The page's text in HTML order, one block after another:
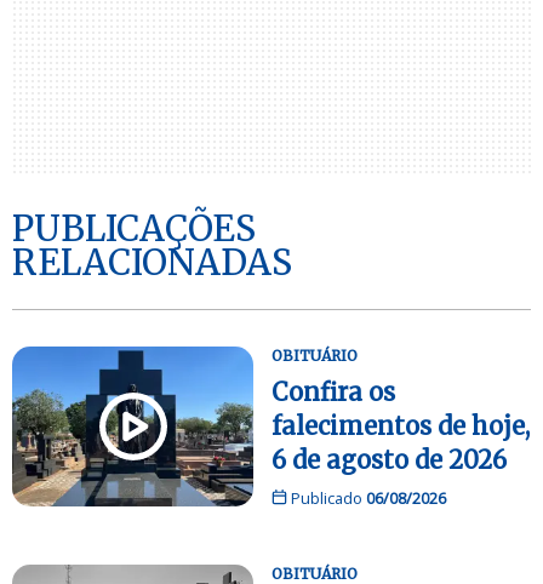
PUBLICAÇÕES
RELACIONADAS
OBITUÁRIO
Confira os
falecimentos de hoje,
6 de agosto de 2026
Publicado 06/08/2026
OBITUÁRIO